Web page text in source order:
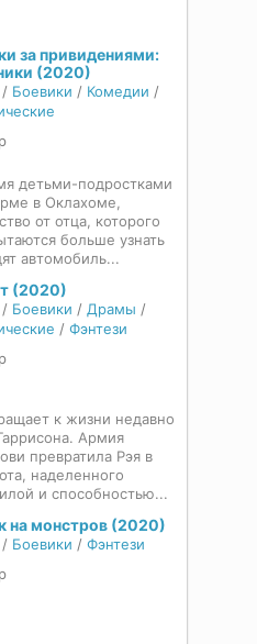
за привидениями:
(2020)
/ Боевики / Комедии /
детьми-подростками
в Оклахоме,
от отца, которого
больше узнать
автомобиль...
(2020)
/ Боевики / Драмы /
/ Фэнтези
к жизни недавно
Армия
превратила Рэя в
наделенного
и способностью...
на монстров (2020)
/ Боевики / Фэнтези